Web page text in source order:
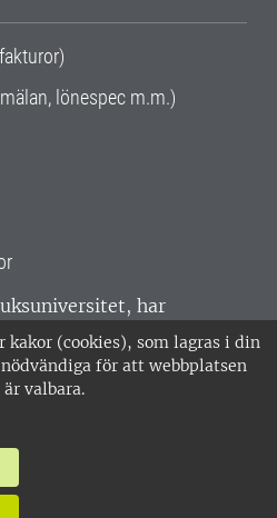
kakor (cookies), som lagras i din
för att webbplatsen
valbara.
lönespec m.m.)
har
Sverige. Huvudorter är
Umeå.SLU är
14001. •
202100-2817 •
av